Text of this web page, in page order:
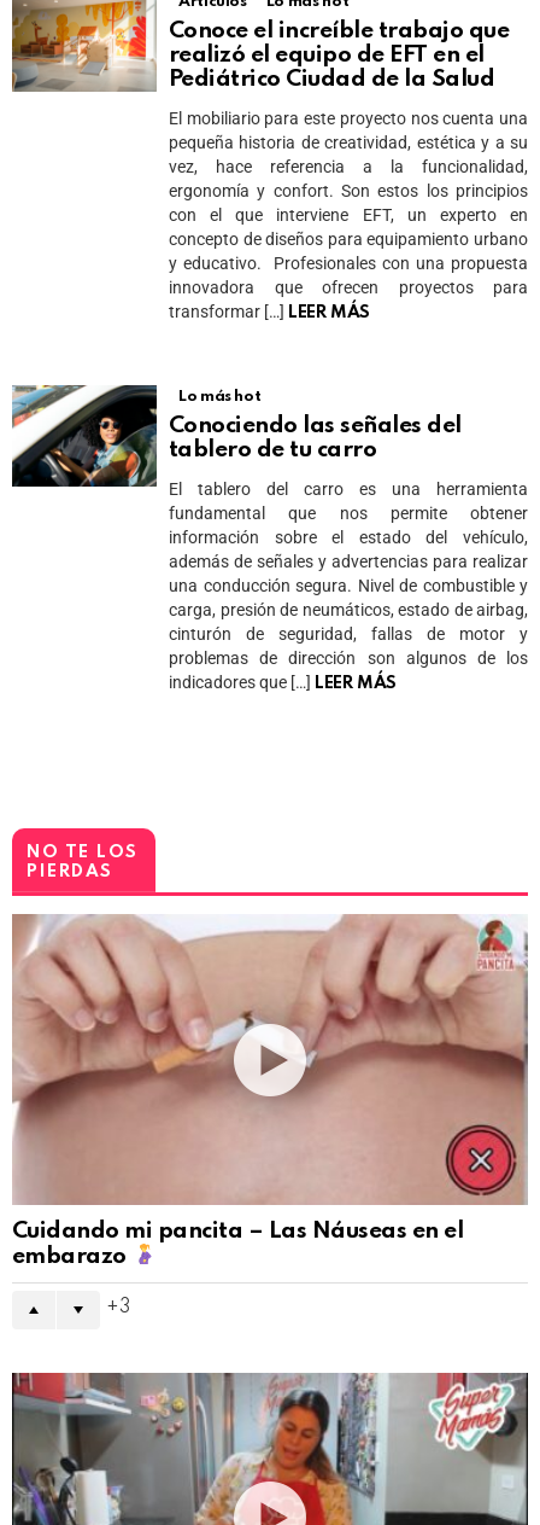
Conoce el increíble trabajo que
realizó el equipo de EFT en el
Pediátrico Ciudad de la Salud
El mobiliario para este proyecto nos cuenta una
pequeña historia de creatividad, estética y a su
vez, hace referencia a la funcionalidad,
ergonomía y confort. Son estos los principios
con el que interviene EFT, un experto en
concepto de diseños para equipamiento urbano
y educativo. Profesionales con una propuesta
innovadora que ofrecen proyectos para
transformar […] LEER MÁS
Lo más hot
Conociendo las señales del
tablero de tu carro
El tablero del carro es una herramienta
fundamental que nos permite obtener
información sobre el estado del vehículo,
además de señales y advertencias para realizar
una conducción segura. Nivel de combustible y
carga, presión de neumáticos, estado de airbag,
cinturón de seguridad, fallas de motor y
problemas de dirección son algunos de los
indicadores que […] LEER MÁS
NO TE LOS
PIERDAS
Cuidando mi pancita – Las Náuseas en el
embarazo
3